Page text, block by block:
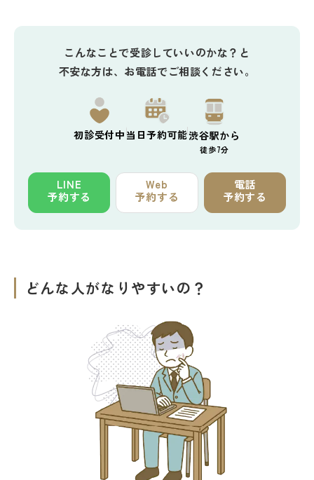
初診受付中当日予約可能渋谷駅から
徒歩7分
LINE
予約する
Web
予約する
電話
予約する
こんなことで受診していいのかな？と
不安な方は、お電話でご相談ください。
どんな人がなりやすいの？